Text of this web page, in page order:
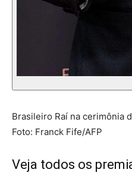
Brasileiro Raí na cerimônia
Foto: Franck Fife/AFP
Veja todos os